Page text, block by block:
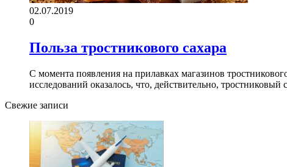
02.07.2019
0
Польза тростникового сахара
С момента появления на прилавках магазинов
исследований оказалось, что, действительно, тростниковый
Свежие записи